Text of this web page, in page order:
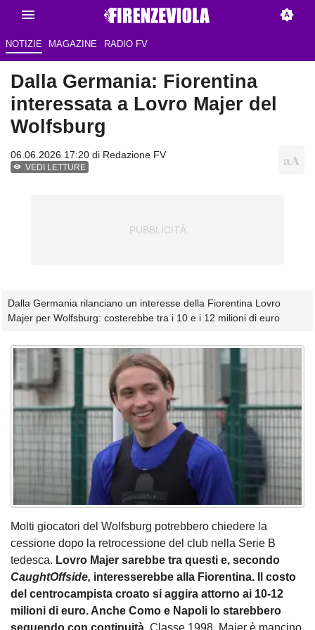
NOTIZIE MAGAZINE RADIO FV
Dalla Germania: Fiorentina
interessata a Lovro Majer del
Wolfsburg
06.06.2026 17:20 di Redazione FV
VEDI LETTURE
Dalla Germania rilanciano un interesse della Fiorentina Lovro
Majer per Wolfsburg: costerebbe tra i 10 e i 12 milioni di euro
Molti giocatori del Wolfsburg potrebbero chiedere la
cessione dopo la retrocessione del club nella Serie B
tedesca. Lovro Majer sarebbe tra questi e, secondo
CaughtOffside, interesserebbe alla Fiorentina. Il costo
del centrocampista croato si aggira attorno ai 10-12
milioni di euro. Anche Como e Napoli lo starebbero
seguendo con continuità. Classe 1998, Majer è mancino